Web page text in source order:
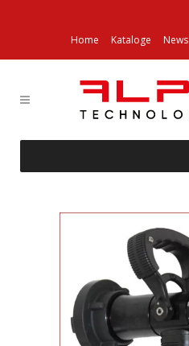
Home Kataloge News